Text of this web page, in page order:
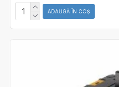
ADAUGĂ ÎN COŞ